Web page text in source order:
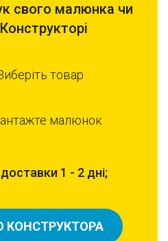
свого малюнка чи
товар
малюнок
1 - 2 дні;
КОНСТРУКТОРА